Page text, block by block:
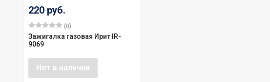
220 руб.
(0)
Зажигалка газовая Ирит IR-
9069
Нет в наличии